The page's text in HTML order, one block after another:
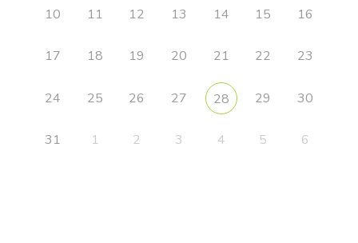
10 11 12 13 14 15 16
17 18 19 20 21 22 23
24 25 26 27 28 29 30
31 1 2 3 4 5 6